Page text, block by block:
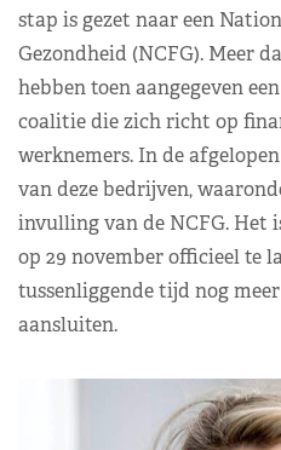
stap is gezet naar een
Gezondheid (NCFG). Meer
hebben toen aangegeven
coalitie die zich richt op
werknemers. In de
van deze bedrijven,
invulling van de NCFG. Het
op 29 november officieel te
tussenliggende tijd nog
aansluiten.